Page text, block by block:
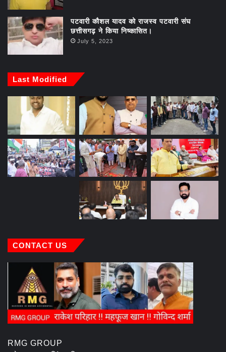
पटवारी कौशल यादव को राजस्व पटवारी संघ
छत्तीसगढ़ ने किया निष्कासित।
July 5, 2023
Last Modified
CONTACT US
RMG GROUP